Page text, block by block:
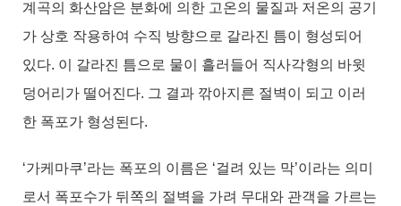
계곡의 화산암은 분화에 의한 고온의 물질과 저온의 공기
가 상호 작용하여 수직 방향으로 갈라진 틈이 형성되어
있다. 이 갈라진 틈으로 물이 흘러들어 직사각형의 바윗
덩어리가 떨어진다. 그 결과 깎아지른 절벽이 되고 이러
한 폭포가 형성된다.
‘가케마쿠’라는 폭포의 이름은 ‘걸려 있는 막’이라는 의미
로서 폭포수가 뒤쪽의 절벽을 가려 무대와 관객을 가르는